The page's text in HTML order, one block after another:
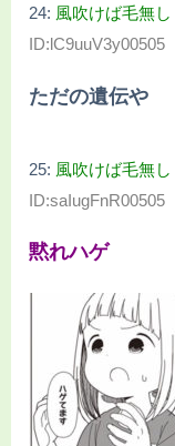
24: 風吹けば毛無し
ID:lC9uuV3y00505
ただの遺伝や
25: 風吹けば毛無し
ID:saIugFnR00505
黙れハゲ